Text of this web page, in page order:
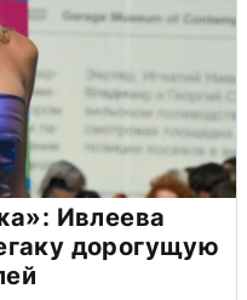
Ивлеева
дорогущую